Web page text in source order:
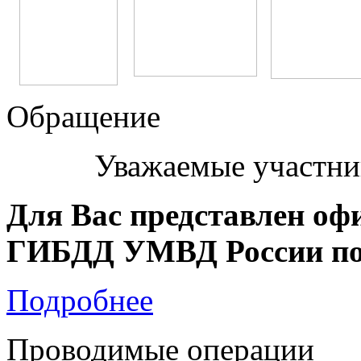
Обращение
Уважаемые
Для Вас представлен
ГИБДД УМВД России по
Подробнее
Проводимые операции